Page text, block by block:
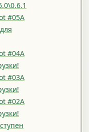
#05A
#04A
#03A
#02A